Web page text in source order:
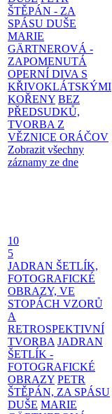
ŠTĚPÁN - ZA
SPÁSU DUŠE
MARIE
GÄRTNEROVÁ -
ZAPOMENUTÁ
OPERNÍ DIVA S
KŘIVOKLÁTSKÝMI
KOŘENY BEZ
PŘEDSUDKŮ,
TVORBA Z
VĚZNICE ORÁČOV
Zobrazit všechny
záznamy ze dne
10
5
JADRAN ŠETLÍK,
FOTOGRAFICKÉ
OBRAZY, VE
STOPÁCH VZORŮ
A
RETROSPEKTIVNÍ
TVORBA JADRAN
ŠETLÍK -
FOTOGRAFICKÉ
OBRAZY PETR
ŠTĚPÁN, ZA SPÁSU
DUŠE MARIE